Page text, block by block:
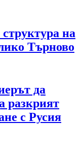
на
Търново
да
разкрият
с Русия